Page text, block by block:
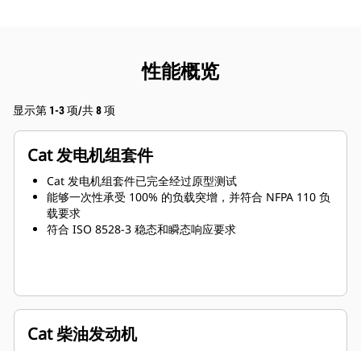
性能概览
显示第 1-3 项/共 8 项
Cat 发电机组套件
Cat 发电机组套件已完全经过原型测试
能够一次性承受 100% 的负载突增，并符合 NFPA 110 负
载要求
符合 ISO 8528-3 稳态和瞬态响应要求
Cat 柴油发动机